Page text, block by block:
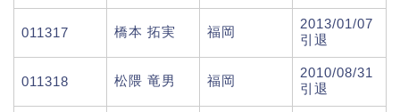
011317 橋本 拓実 福岡
2013/01/07
引退
011318 松隈 竜男 福岡
2010/08/31
引退